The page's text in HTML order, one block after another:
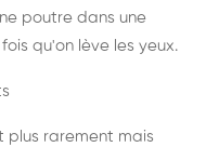
poutre dans une
qu'on lève les yeux.
plus rarement mais